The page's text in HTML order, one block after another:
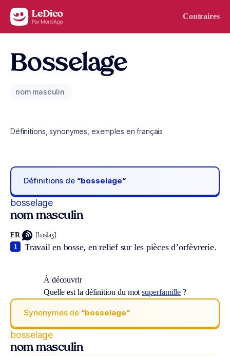
Aller au contenu Contraires
Bosselage
nom masculin
Définitions, synonymes, exemples en français
Définitions de “bosselage“
bosselage
nom masculin
FR [bɔslaʒ]
Travail en bosse, en relief sur les pièces d’orfèvrerie.
1
À découvrir
Quelle est la définition du motsuperfamille ?
Synonymes de “bosselage“
bosselage
nom masculin